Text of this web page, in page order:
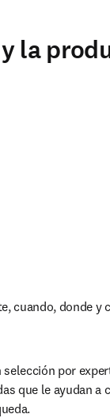
la
cuando, donde y
por
que le ayudan a